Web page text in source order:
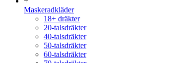
Maskeradkläder
18+ dräkter
20-talsdräkter
40-talsdräkter
50-talsdräkter
60-talsdräkter